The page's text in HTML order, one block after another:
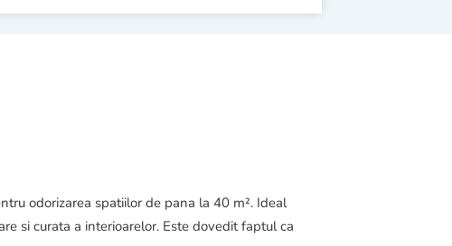
odorizarea spatiilor de pana la 40 m². Ideal
si curata a interioarelor. Este dovedit faptul ca